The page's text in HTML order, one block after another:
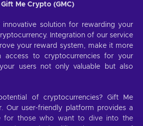
Me Crypto (GMC)
solution for rewarding your
Integration of our service
your reward system, make it more
access to cryptocurrencies for your
users not only valuable but also
of cryptocurrencies? Gift Me
Our user-friendly platform provides a
for those who want to dive into the